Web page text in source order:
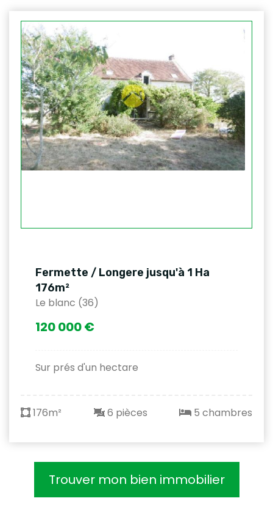
Fermette / Longere jusqu'à 1 Ha
176m²
Le blanc (36)
120 000 €
Sur prés d'un hectare
176m² 6 pièces 5 chambres
Trouver mon bien immobilier